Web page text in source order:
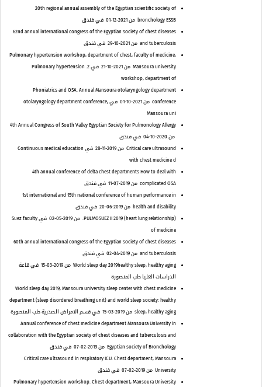
20th regional annual assembly of the Egyptian scientific society of
bronchology ESSB من 2021-12-01
في فندق
62nd annual international congress of the Egyptian society of chest diseases
and tuberculosis من 2021-10-29
في فندق
Pulmonary hypertension workshop, department of chest, faculty of medicine,
Mansoura university من 2021-10-21
في 2. Pulmonary hypertension
workshop, department of
Phoniatrics and OSA. Annual Mansoura otolaryngology department
conference من 2021-10-01
في otolaryngology department conference,
Mansoura uni
4th Annual Congress of South Valley Egyptian Society for Pulmonology Allergy
من 2020-10-04
في فندق
Critical care ultrasound من 2019-11-28
في Continuous medical education
with chest medicine d
4th annual conference of delta chest departments How to deal with
complicated OSA من 2019-07-11
في فندق
1st international and 15th national conference of human performance in
health and disability من 2019-06-20
في فندق
PULMOSUEZ II 2019 (heart lung relationship). من 2019-05-02
في Suez faculty
of medicine
60th annual international congress of the Egyptian society of chest diseases
and tuberculosis من 2019-04-02
في فندق
World sleep day 2019healthy sleep, healthy aging من 2019-03-15
في قاعة
الدراسات العليا طب المنصورة
World sleep day 2019, Mansoura university sleep center with chest medicine
department (sleep disordered breathing unit) and world sleep society: healthy
sleep, healthy aging من 2019-03-15
في قسم الامراض الصدرية طب المنصورة
Annual conference of chest medicine department Mansoura University in
collaboration with the Egyptian society of chest diseases and tuberculosis and
Egyptian society of Bronchology من 2019-02-07
في فندق
Critical care ultrasound in respiratory ICU. Chest department, Mansoura
University من 2019-02-07
في فندق
Pulmonary hypertension workshop. Chest department, Mansoura University